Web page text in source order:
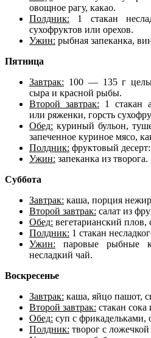
овощное рагу, какао.
Полдник: 1 стакан
сухофруктов или орехов.
Ужин: рыбная запеканка,
Пятница
Завтрак: 100 — 135 г
сыра и красной рыбы.
Второй завтрак: 1 стакан
или ряженки, горсть
Обед: куриный бульон,
запеченное куриное мясо,
Полдник: фруктовый
Ужин: запеканка из творога.
Суббота
Завтрак: каша, порция
Второй завтрак: салат из
Обед: вегетарианский плов,
Полдник: 1 стакан
Ужин: паровые рыбные
несладкий чай.
Воскресенье
Завтрак: каша, яйцо пашот,
Второй завтрак: стакан сока
Обед: суп с фрикадельками,
Полдник: творог с